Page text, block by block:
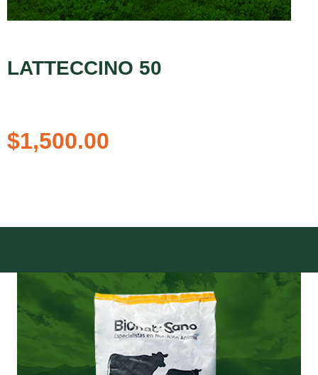
LATTECCINO 50
$1,500.00